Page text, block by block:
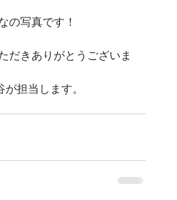
の写真です！
だきありがとうございま
担当します。